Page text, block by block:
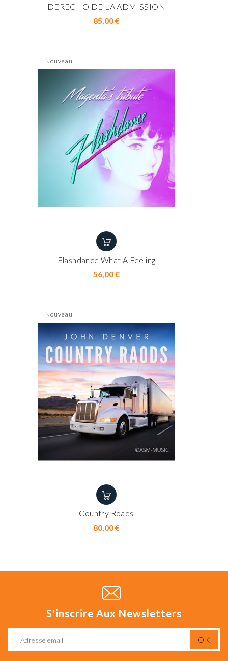
DERECHO DE LA ADMISSION
85,00 €Prix
Nouveau
Flashdance What A Feeling
56,00 €Prix
Nouveau
Country Roads
80,00 €Prix
S'inscrire Aux Newsletters